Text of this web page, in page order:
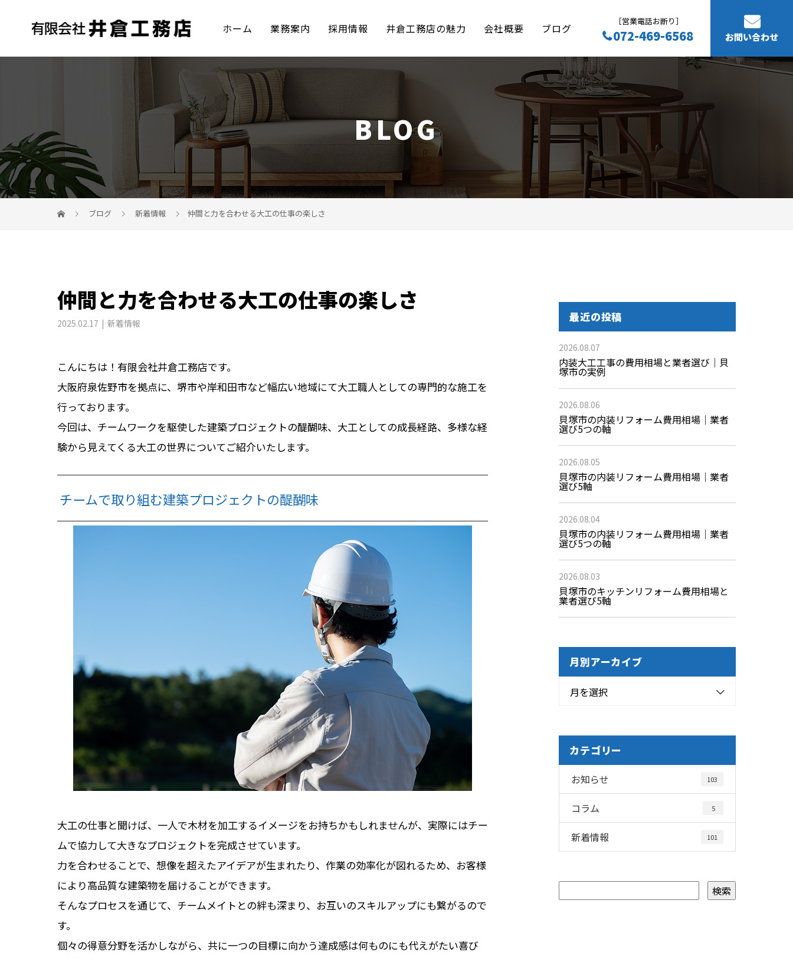
ホーム 業務案内 採用情報 井倉工務店の魅力 会社概要 ブログ ［営業電話お断り］
072-469-6568 お問い合わせ
BLOG
ブログ 新着情報 仲間と力を合わせる大工の仕事の楽しさ
仲間と力を合わせる大工の仕事の楽しさ
2025.02.17 新着情報
こんにちは！有限会社井倉工務店です。
大阪府泉佐野市を拠点に、堺市や岸和田市など幅広い地域にて大工職人としての専門的な施工を
行っております。
今回は、チームワークを駆使した建築プロジェクトの醍醐味、大工としての成長経路、多様な経
験から見えてくる大工の世界についてご紹介いたします。
チームで取り組む建築プロジェクトの醍醐味
大工の仕事と聞けば、一人で木材を加工するイメージをお持ちかもしれませんが、実際にはチー
ムで協力して大きなプロジェクトを完成させています。
力を合わせることで、想像を超えたアイデアが生まれたり、作業の効率化が図れるため、お客様
により高品質な建築物を届けることができます。
そんなプロセスを通じて、チームメイトとの絆も深まり、お互いのスキルアップにも繋がるので
す。
個々の得意分野を活かしながら、共に一つの目標に向かう達成感は何ものにも代えがたい喜び
最近の投稿
2026.08.07
内装大工工事の費用相場と業者選び｜貝
塚市の実例
2026.08.06
貝塚市の内装リフォーム費用相場｜業者
選び5つの軸
2026.08.05
貝塚市の内装リフォーム費用相場｜業者
選び5軸
2026.08.04
貝塚市の内装リフォーム費用相場｜業者
選び5つの軸
2026.08.03
貝塚市のキッチンリフォーム費用相場と
業者選び5軸
月別アーカイブ
月を選択
カテゴリー
お知らせ 103
コラム 5
新着情報 101